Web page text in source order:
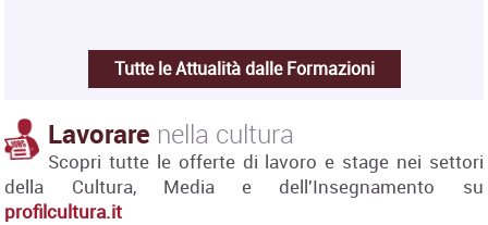
Tutte le Attualità dalle Formazioni
Lavorare nella cultura
Scopri tutte le offerte di lavoro e stage nei settori
della Cultura, Media e dell'Insegnamento su
profilcultura.it